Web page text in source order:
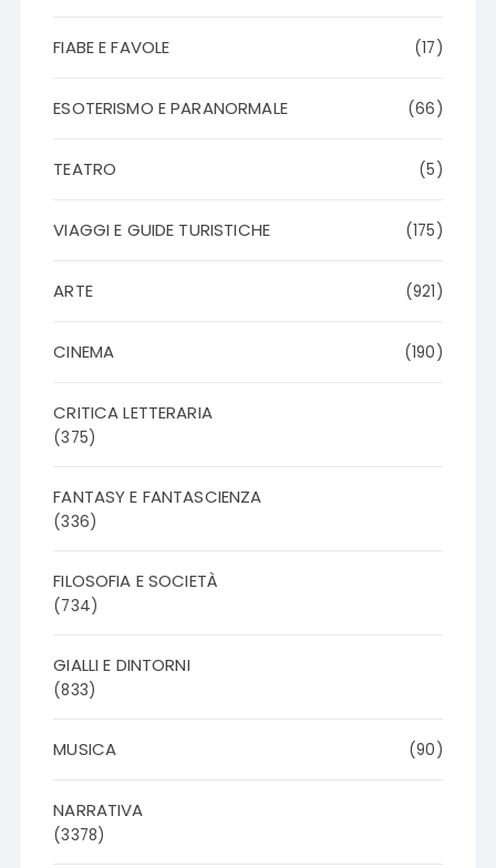
FIABE E FAVOLE (17)
ESOTERISMO E PARANORMALE (66)
TEATRO (5)
VIAGGI E GUIDE TURISTICHE (175)
ARTE (921)
CINEMA (190)
CRITICA LETTERARIA
(375)
FANTASY E FANTASCIENZA
(336)
FILOSOFIA E SOCIETÀ
(734)
GIALLI E DINTORNI
(833)
MUSICA (90)
NARRATIVA
(3378)